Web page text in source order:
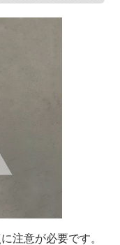
注意が必要です。